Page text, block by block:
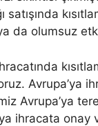
da olumsuz
Avrupa’ya
Avrupa’ya
ihracata